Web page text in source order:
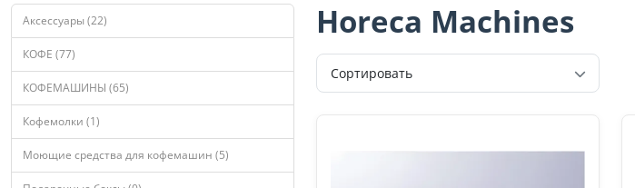
Аксессуары (22)
КОФЕ (77)
КОФЕМАШИНЫ (65)
Кофемолки (1)
Моющие средства для кофемашин (5)
Horeca Machines